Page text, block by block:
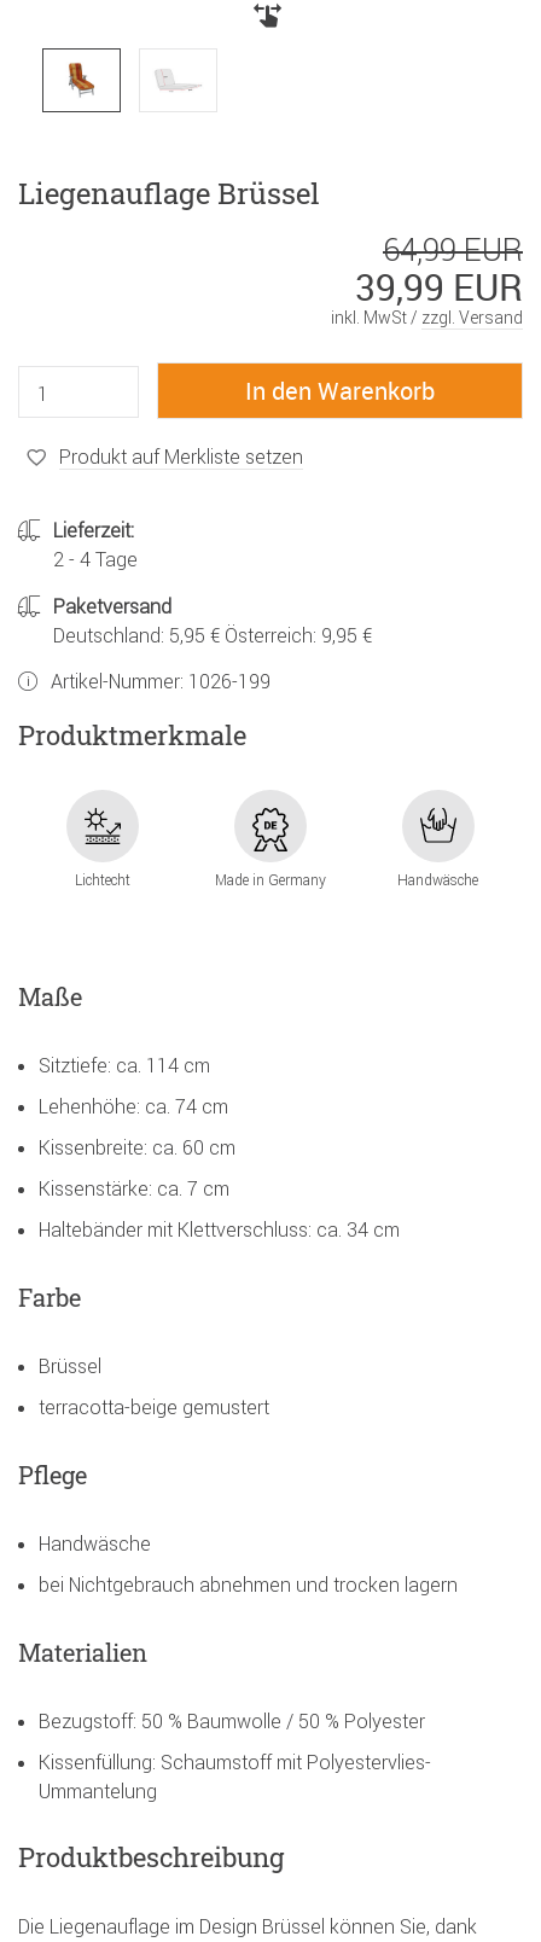
Liegenauflage Brüssel
64,99 EUR
39,99 EUR
inkl. MwSt / zzgl. Versand
Produkt auf Merkliste setzen
Lieferzeit:
2 - 4 Tage
Paketversand
Deutschland: 5,95 € Österreich: 9,95 €
Artikel-Nummer: 1026-199
Produktmerkmale
Lichtecht Made in Germany Handwäsche
Maße
Sitztiefe: ca. 114 cm
Lehenhöhe: ca. 74 cm
Kissenbreite: ca. 60 cm
Kissenstärke: ca. 7 cm
Haltebänder mit Klettverschluss: ca. 34 cm
Farbe
Brüssel
terracotta-beige gemustert
Pflege
Handwäsche
bei Nichtgebrauch abnehmen und trocken lagern
Materialien
Bezugstoff: 50 % Baumwolle / 50 % Polyester
Kissenfüllung: Schaumstoff mit Polyestervlies-
Ummantelung
Produktbeschreibung
Die Liegenauflage im Design Brüssel können Sie, dank